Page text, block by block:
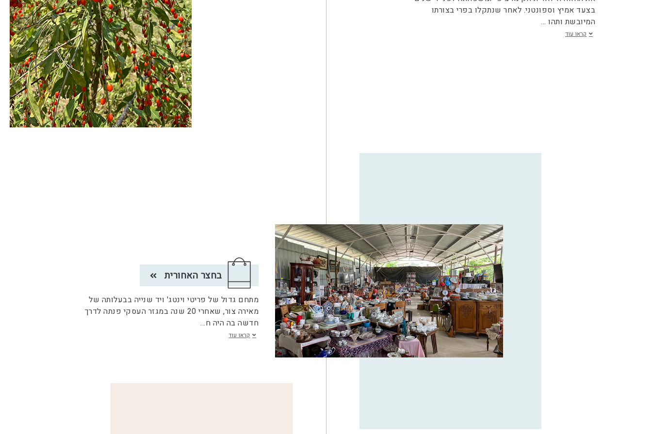
בצעד אמיץ וספונטני. לאחר שנתקלו בפרי בצורתו
המיובשת ותהו ...
קראו עוד
בחצר האחורית
מתחם גדול של פריטי וינטג' ויד שנייה בבעלותה של
מאירה צור, שאחרי 20 שנה במגזר העסקי פנתה לדרך
חדשה בה היה ח...
קראו עוד